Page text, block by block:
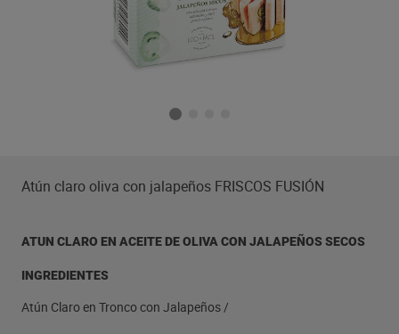
Atún claro oliva con jalapeños FRISCOS FUSIÓN
ATUN CLARO EN ACEITE DE OLIVA CON JALAPEÑOS SECOS
INGREDIENTES
Atún Claro en Tronco con Jalapeños /